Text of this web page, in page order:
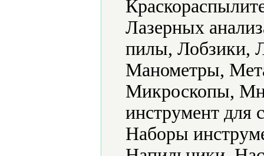
Лазерных
пилы, Лобзики,
Манометры,
Микроскопы,
инструмент
Наборы